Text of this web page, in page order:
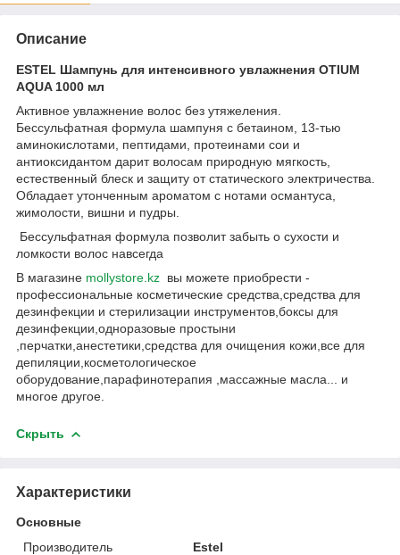
Описание
ESTEL Шампунь для интенсивного увлажнения OTIUM
AQUA 1000 мл
Активное увлажнение волос без утяжеления.
Бессульфатная формула шампуня с бетаином, 13-тью
аминокислотами, пептидами, протеинами сои и
антиоксидантом дарит волосам природную мягкость,
естественный блеск и защиту от статического электричества.
Обладает утонченным ароматом с нотами османтуса,
жимолости, вишни и пудры.
Бессульфатная формула позволит забыть о сухости и
ломкости волос навсегда
В магазине mollystore.kz вы можете приобрести -
профессиональные косметические средства,средства для
дезинфекции и стерилизации инструментов,боксы для
дезинфекции,одноразовые простыни
,перчатки,анестетики,средства для очищения кожи,все для
депиляции,косметологическое
оборудование,парафинотерапия ,массажные масла... и
многое другое.
Скрыть
Характеристики
Основные
Производитель
Estel